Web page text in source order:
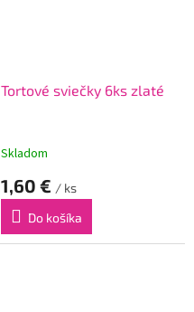
Tortové sviečky 6ks zlaté
Skladom
1,60 € / ks
Do košíka